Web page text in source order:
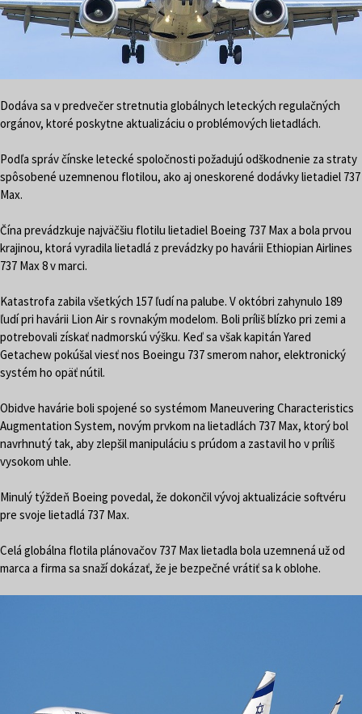
Dodáva sa v predvečer stretnutia globálnych leteckých regulačných
orgánov, ktoré poskytne aktualizáciu o problémových lietadlách.
Podľa správ čínske letecké spoločnosti požadujú odškodnenie za straty
spôsobené uzemnenou flotilou, ako aj oneskorené dodávky lietadiel 737
Max.
Čína prevádzkuje najväčšiu flotilu lietadiel Boeing 737 Max a bola prvou
krajinou, ktorá vyradila lietadlá z prevádzky po havárii Ethiopian Airlines
737 Max 8 v marci.
Katastrofa zabila všetkých 157 ľudí na palube. V októbri zahynulo 189
ľudí pri havárii Lion Air s rovnakým modelom. Boli príliš blízko pri zemi a
potrebovali získať nadmorskú výšku. Keď sa však kapitán Yared
Getachew pokúšal viesť nos Boeingu 737 smerom nahor, elektronický
systém ho opäť nútil.
Obidve havárie boli spojené so systémom Maneuvering Characteristics
Augmentation System, novým prvkom na lietadlách 737 Max, ktorý bol
navrhnutý tak, aby zlepšil manipuláciu s prúdom a zastavil ho v príliš
vysokom uhle.
Minulý týždeň Boeing povedal, že dokončil vývoj aktualizácie softvéru
pre svoje lietadlá 737 Max.
Celá globálna flotila plánovačov 737 Max lietadla bola uzemnená už od
marca a firma sa snaží dokázať, že je bezpečné vrátiť sa k oblohe.